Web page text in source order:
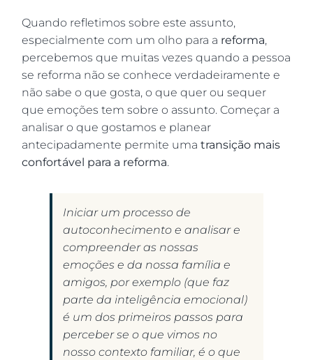
Quando refletimos sobre este assunto,
especialmente com um olho para a reforma,
percebemos que muitas vezes quando a pessoa
se reforma não se conhece verdadeiramente e
não sabe o que gosta, o que quer ou sequer
que emoções tem sobre o assunto. Começar a
analisar o que gostamos e planear
antecipadamente permite umatransição mais
confortável para a reforma.
Iniciar um processo de
autoconhecimento e analisar e
compreender as nossas
emoções e da nossa família e
amigos, por exemplo (que faz
parte da inteligência emocional)
é um dos primeiros passos para
perceber se o que vimos no
nosso contexto familiar, é o que